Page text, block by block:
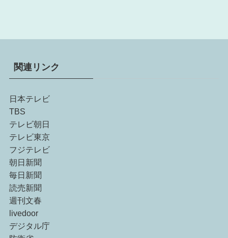
関連リンク
日本テレビ
TBS
テレビ朝日
テレビ東京
フジテレビ
朝日新聞
毎日新聞
読売新聞
週刊文春
livedoor
デジタル庁